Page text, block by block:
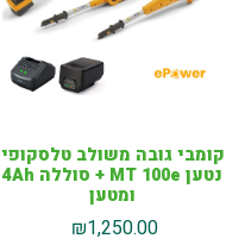
קומבי גובה משולב טלסקופי
נטען MT 100e + סוללה 4Ah
ומטען
₪1,250.00